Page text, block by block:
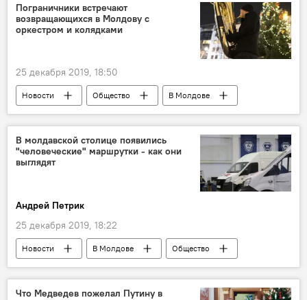
Пограничники встречают
возвращающихся в Молдову с
оркестром и колядками
25 декабря 2019, 18:50
Новости Общество
В Молдове
Пограничная полиция
В молдавской столице появились
"человеческие" маршрутки - как они
выглядят
Андрей Петрик
25 декабря 2019, 18:22
Новости В Молдове
Общество
маршрутки
как ездят маршрутки
Кишинев
Что Медведев пожелал Путину в